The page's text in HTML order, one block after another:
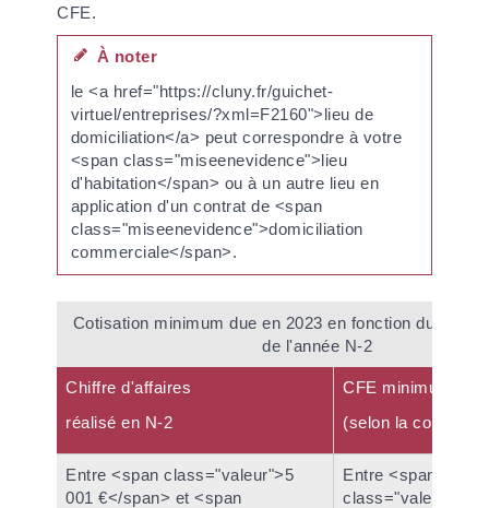
CFE.
À noter
le <a href="https://cluny.fr/guichet-
virtuel/entreprises/?xml=F2160">lieu de
domiciliation</a> peut correspondre à votre
<span class="miseenevidence">lieu
d'habitation</span> ou à un autre lieu en
application d'un contrat de <span
class="miseenevidence">domiciliation
commerciale</span>.
Cotisation minimum due en 2023 en fonction du
de l'année N-2
Chiffre d'affaires
réalisé en N-2
CFE minimum due
(selon la
Entre <span class="valeur">5
001 €</span> et <span
Entre <span